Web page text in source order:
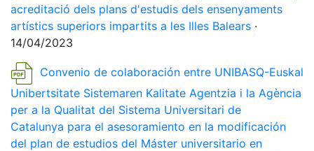
acreditació dels plans d'estudis dels ensenyaments
artístics superiors impartits a les Illes Balears ·
14/04/2023
Convenio de colaboración entre UNIBASQ-Euskal
Unibertsitate Sistemaren Kalitate Agentzia i la Agència
per a la Qualitat del Sistema Universitari de
Catalunya para el asesoramiento en la modificación
del plan de estudios del Máster universitario en